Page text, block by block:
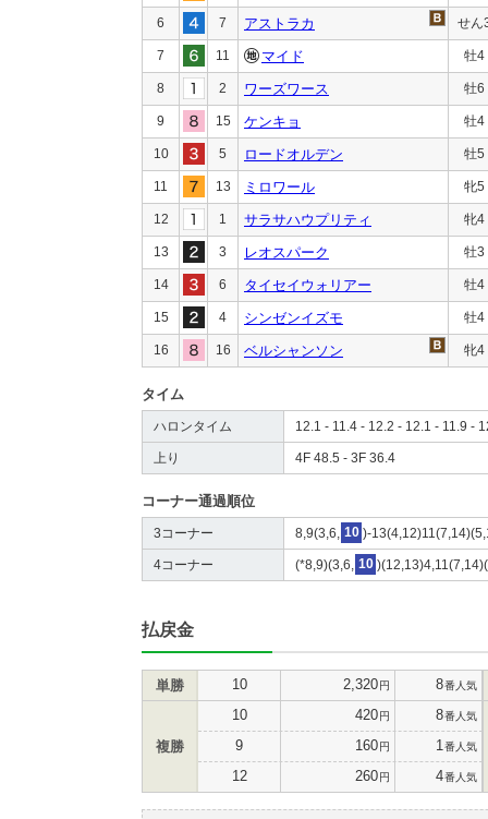
6 7 アストラカ せん
7 11 マイド 牡4
8 2 ワーズワース 牡6
9 15 ケンキョ 牡4
10 5 ロードオルデン 牡5
11 13 ミロワール 牝5
12 1 サラサハウプリティ 牝4
13 3 レオスパーク 牡3
14 6 タイセイウォリアー 牡4
15 4 シンゼンイズモ 牡4
16 16 ベルシャンソン 牝4
タイム
ハロンタイム 12.1 - 11.4 - 12.2 - 12.1 - 11.9 -
上り 4F 48.5 - 3F 36.4
コーナー通過順位
3コーナー 8,9(3,6, 10 )-
4コーナー (*8,9)(3,6, 10
払戻金
単勝 10 2,320円 8番人気
複勝
10 420円 8番人気
9 160円 1 番人気
12 260円 4番人気